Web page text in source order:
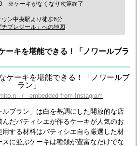
※ケーキがなくなり次第終了
ン中央駅より徒歩6分
チプレジール」への地図
ーキを堪能できる！「ノワールブラ
/ embedded from Instagram
ブラン」は白を基調にした開放的な店
だパティシエが作るケーキが人気のお
用する材料はパティシエ自ら厳選した材
に並ぶケーキは種類が豊富なだけでな